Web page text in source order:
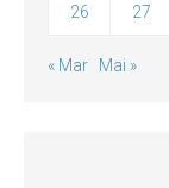
26 27
« Mar Mai »